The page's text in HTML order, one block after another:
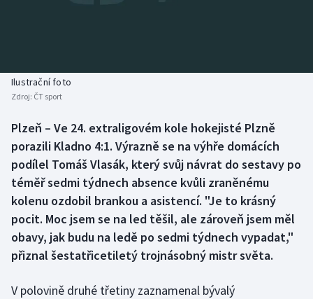
Biatlon
Box
Curling
Dostihy
Florbal
Aplikace ČT sport
Ilustrační foto
Zdroj: ČT sport
Plzeň – Ve 24. extraligovém kole hokejisté Plzně
porazili Kladno 4:1. Výrazně se na výhře domácích
podílel Tomáš Vlasák, který svůj návrat do sestavy po
téměř sedmi týdnech absence kvůli zraněnému
kolenu ozdobil brankou a asistencí. "Je to krásný
pocit. Moc jsem se na led těšil, ale zároveň jsem měl
obavy, jak budu na ledě po sedmi týdnech vypadat,"
přiznal šestatřicetiletý trojnásobný mistr světa.
V polovině druhé třetiny zaznamenal bývalý